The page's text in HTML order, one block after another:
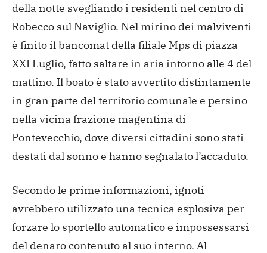
della notte svegliando i residenti nel centro di
Robecco sul Naviglio. Nel mirino dei malviventi
è finito il bancomat della filiale Mps di piazza
XXI Luglio, fatto saltare in aria intorno alle 4 del
mattino. Il boato è stato avvertito distintamente
in gran parte del territorio comunale e persino
nella vicina frazione magentina di
Pontevecchio, dove diversi cittadini sono stati
destati dal sonno e hanno segnalato l’accaduto.
Secondo le prime informazioni, ignoti
avrebbero utilizzato una tecnica esplosiva per
forzare lo sportello automatico e impossessarsi
del denaro contenuto al suo interno. Al